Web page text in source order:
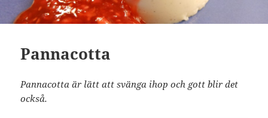
Pannacotta
Pannacotta är lätt att svänga ihop och gott blir det
också.